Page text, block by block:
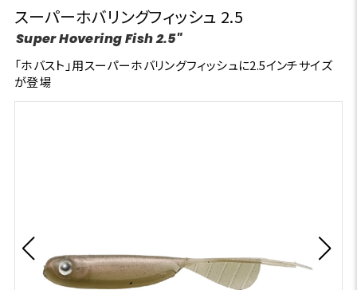
スーパーホバリングフィッシュ 2.5
Super Hovering Fish 2.5"
「ホバスト」用スーパーホバリングフィッシュに2.5インチサイズ
が登場